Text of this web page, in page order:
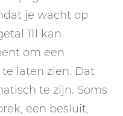
je wacht op
111 kan
om een
laten zien. Dat
te zijn. Soms
een besluit,